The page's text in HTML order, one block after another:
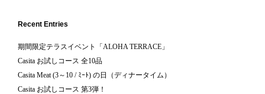
Recent Entries
期間限定テラスイベント「ALOHA TERRACE」
Casita お試しコース 全10品
Casita Meat (3～10 / ﾐｰﾄ) の日（ディナータイム）
Casita お試しコース 第3弾！